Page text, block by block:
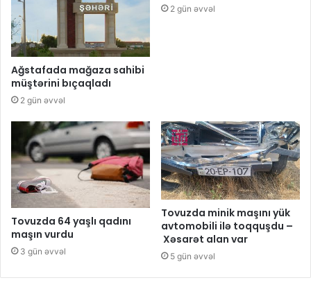
Ağstafada mağaza sahibi
müştərini bıçaqladı
2 gün əvvəl
2 gün əvvəl
Tovuzda 64 yaşlı qadını
maşın vurdu
3 gün əvvəl
Tovuzda minik maşını yük
avtomobili ilə toqquşdu –
Xəsarət alan var
5 gün əvvəl